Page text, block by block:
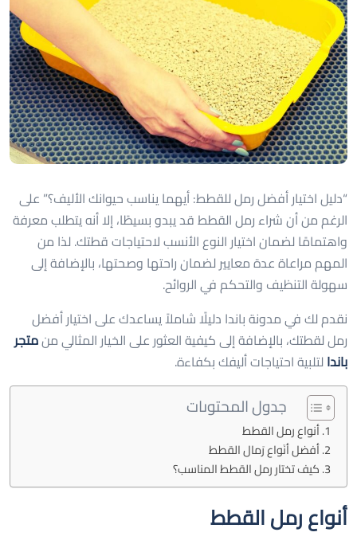
“دليل اختيار أفضل رمل للقطط: أيهما يناسب حيوانك الأليف؟” على
الرغم من أن شراء رمل القطط قد يبدو بسيطًا، إلا أنه يتطلب معرفة
واهتمامًا لضمان اختيار النوع الأنسب لاحتياجات قطتك. لذا من
المهم مراعاة عدة معايير لضمان راحتها وصحتها، بالإضافة إلى
سهولة التنظيف والتحكم في الروائح.
نقدم لك في مدونة باندا دليلًا شاملاً يساعدك على اختيار أفضل
رمل لقطتك، بالإضافة إلى كيفية العثور على الخيار المثالي منمتجر
باندالتلبية احتياجات أليفك بكفاءة.
جدول المحتوىات
أنواع رمل القطط
أفضل أنَواع رَمال القطط
كيف تختار رمل القطط المناسب؟
أنواع رمل القطط